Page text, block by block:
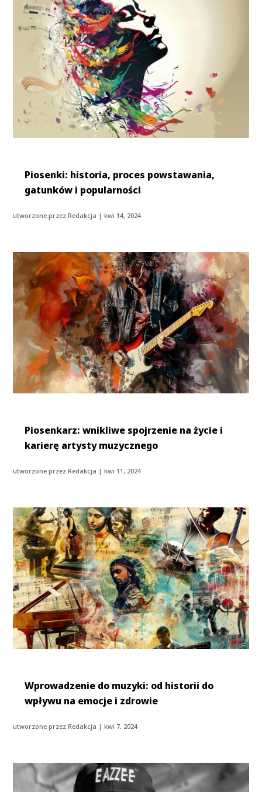
Piosenki: historia, proces powstawania,
gatunków i popularności
utworzone przezRedakcja |kwi 14, 2024
Piosenkarz: wnikliwe spojrzenie na życie i
karierę artysty muzycznego
utworzone przezRedakcja |kwi 11, 2024
Wprowadzenie do muzyki: od historii do
wpływu na emocje i zdrowie
utworzone przezRedakcja |kwi 7, 2024